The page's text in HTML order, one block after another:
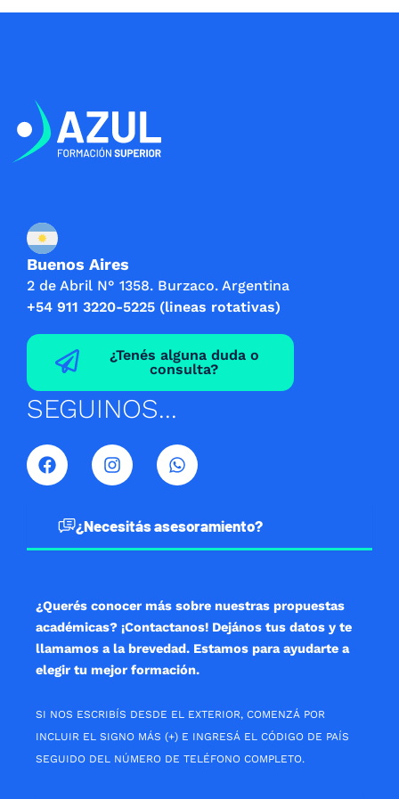
Buenos Aires
2 de Abril N° 1358. Burzaco. Argentina
+54 911 3220-5225 (lineas rotativas)
¿Tenés alguna duda o
consulta?
SEGUINOS...
F
a
c
I
n
s
a
W
h
a
s
¿Necesitás asesoramiento?
¿Querés conocer más sobre nuestras propuestas
académicas? ¡Contactanos! Dejános tus datos y te
llamamos a la brevedad. Estamos para ayudarte a
elegir tu mejor formación.
SI NOS ESCRIBÍS DESDE EL EXTERIOR, COMENZÁ POR
INCLUIR EL SIGNO MÁS (+) E INGRESÁ EL CÓDIGO DE PAÍS
SEGUIDO DEL NÚMERO DE TELÉFONO COMPLETO.